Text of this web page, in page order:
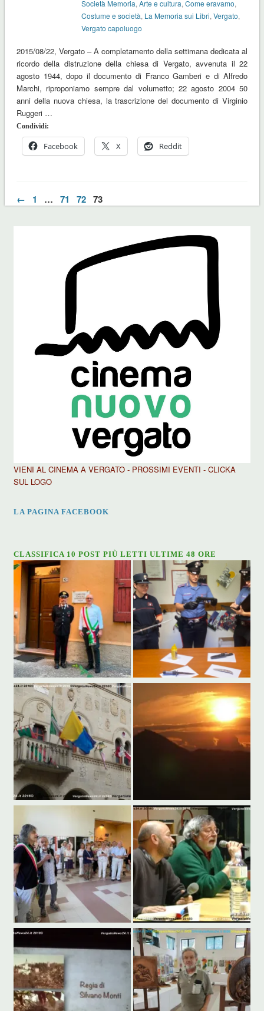
Società Memoria,Arte e cultura,Come eravamo,
Costume e società, La Memoria sui Libri,Vergato,
Vergato capoluogo
2015/08/22, Vergato – A completamento della settimana dedicata al
ricordo della distruzione della chiesa di Vergato, avvenuta il 22
agosto 1944, dopo il documento di Franco Gamberi e di Alfredo
Marchi, riproponiamo sempre dal volumetto; 22 agosto 2004 50
anni della nuova chiesa, la trascrizione del documento di Virginio
Ruggeri …
Condividi:
Facebook X Reddit
← 1 … 71 72 73
VIENI AL CINEMA A VERGATO - PROSSIMI EVENTI - CLICKA
SUL LOGO
LA PAGINA FACEBOOK
CLASSIFICA 10 POST PIÙ LETTI ULTIME 48 ORE